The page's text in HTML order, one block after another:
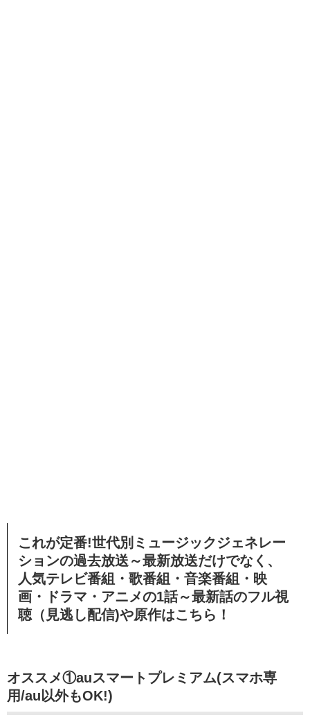
これが定番!世代別ミュージックジェネレー
ションの過去放送～最新放送だけでなく、
人気テレビ番組・歌番組・音楽番組・映
画・ドラマ・アニメの1話～最新話のフル視
聴（見逃し配信)や原作はこちら！
オススメ①auスマートプレミアム(スマホ専
用/au以外もOK!)